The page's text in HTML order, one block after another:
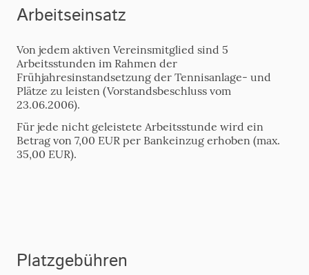
Arbeitseinsatz
Von jedem aktiven Vereinsmitglied sind 5
Arbeitsstunden im Rahmen der
Frühjahresinstandsetzung der Tennisanlage- und
Plätze zu leisten (Vorstandsbeschluss vom
23.06.2006).
Für jede nicht geleistete Arbeitsstunde wird ein
Betrag von 7,00 EUR per Bankeinzug erhoben (max.
35,00 EUR).
Platzgebühren